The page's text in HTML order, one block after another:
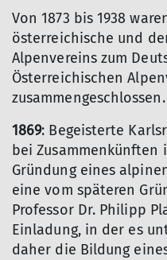
Von 1873 bis 1938
österreichische und
Alpenvereins zum
Österreichischen
zusammengeschlossen.
1869: Begeisterte
bei Zusammenkünften
Gründung eines
eine vom späteren
Professor Dr. Philipp
Einladung, in der es
daher die Bildung